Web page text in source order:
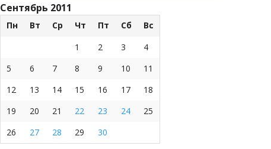
Сентябрь 2011
Пн Вт Ср Чт Пт Сб
Вс
1
2 3
4
5
6 7 8 9 10
11
12
13 14 15 16 17
18
19
20 21 22 23 24
25
26
27 28 29 30